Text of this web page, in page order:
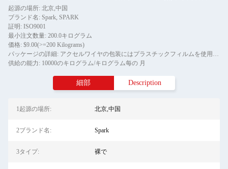
起源の場所: 北京,中国
ブランド名: Spark, SPARK
証明: ISO9001
最小注文数量: 200.0キログラム
価格: $9.00(>=200 Kilograms)
パッケージの詳細: アクセルワイヤの包装にはプラスチックフィルムを使用し シャフトワイヤの外包装には木製のパレットを使用します ローリングは閉ざされた木製のケースに包装されています
供給の能力: 10000のキログラム/キログラム每の 月
細部 Description
1起源の場所: 北京,中国
2ブランド名: Spark
3タイプ: 裸で